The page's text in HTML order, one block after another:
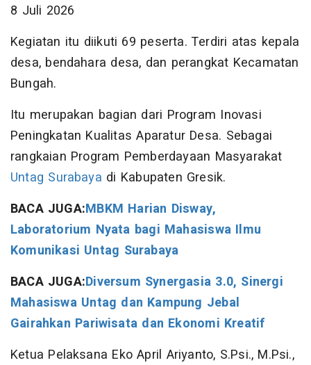
8 Juli 2026
Kegiatan itu diikuti 69 peserta. Terdiri atas kepala
desa, bendahara desa, dan perangkat Kecamatan
Bungah.
Itu merupakan bagian dari Program Inovasi
Peningkatan Kualitas Aparatur Desa. Sebagai
rangkaian Program Pemberdayaan Masyarakat
Untag Surabaya di Kabupaten Gresik.
BACA JUGA:MBKM Harian Disway,
Laboratorium Nyata bagi Mahasiswa Ilmu
Komunikasi Untag Surabaya
BACA JUGA:Diversum Synergasia 3.0, Sinergi
Mahasiswa Untag dan Kampung Jebal
Gairahkan Pariwisata dan Ekonomi Kreatif
Ketua Pelaksana Eko April Ariyanto, S.Psi., M.Psi.,